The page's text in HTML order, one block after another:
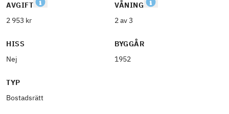
AVGIFT
2 953 kr
VÅNING
2 av 3
HISS
Nej
BYGGÅR
1952
TYP
Bostadsrätt